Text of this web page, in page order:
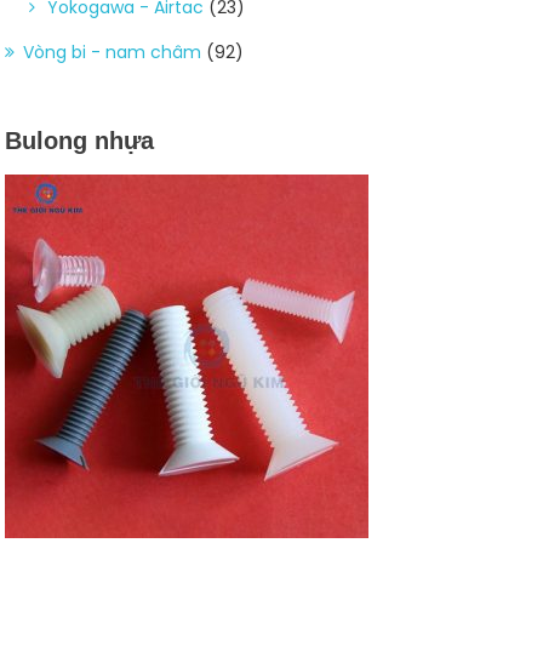
Yokogawa - Airtac (23)
Vòng bi - nam châm (92)
Bulong nhựa